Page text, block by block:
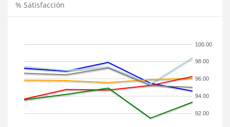
% Satisfacción
92.00
94.00
96.00
98.00
100.00